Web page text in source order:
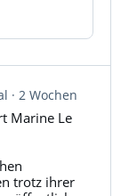
2 Wochen
Marine Le
trotz ihrer